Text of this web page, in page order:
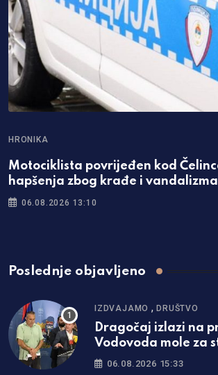
HRONIKA
Motociklista povrijeđen kod
hapšenja zbog krađe i vandalizma
06.08.2026 13:10
Poslednje objavljeno
IZDVAJAMO ,DRUŠTVO
Dragočaj izlazi na
Vodovoda mole za
ovog datuma
06.08.2026 15:33